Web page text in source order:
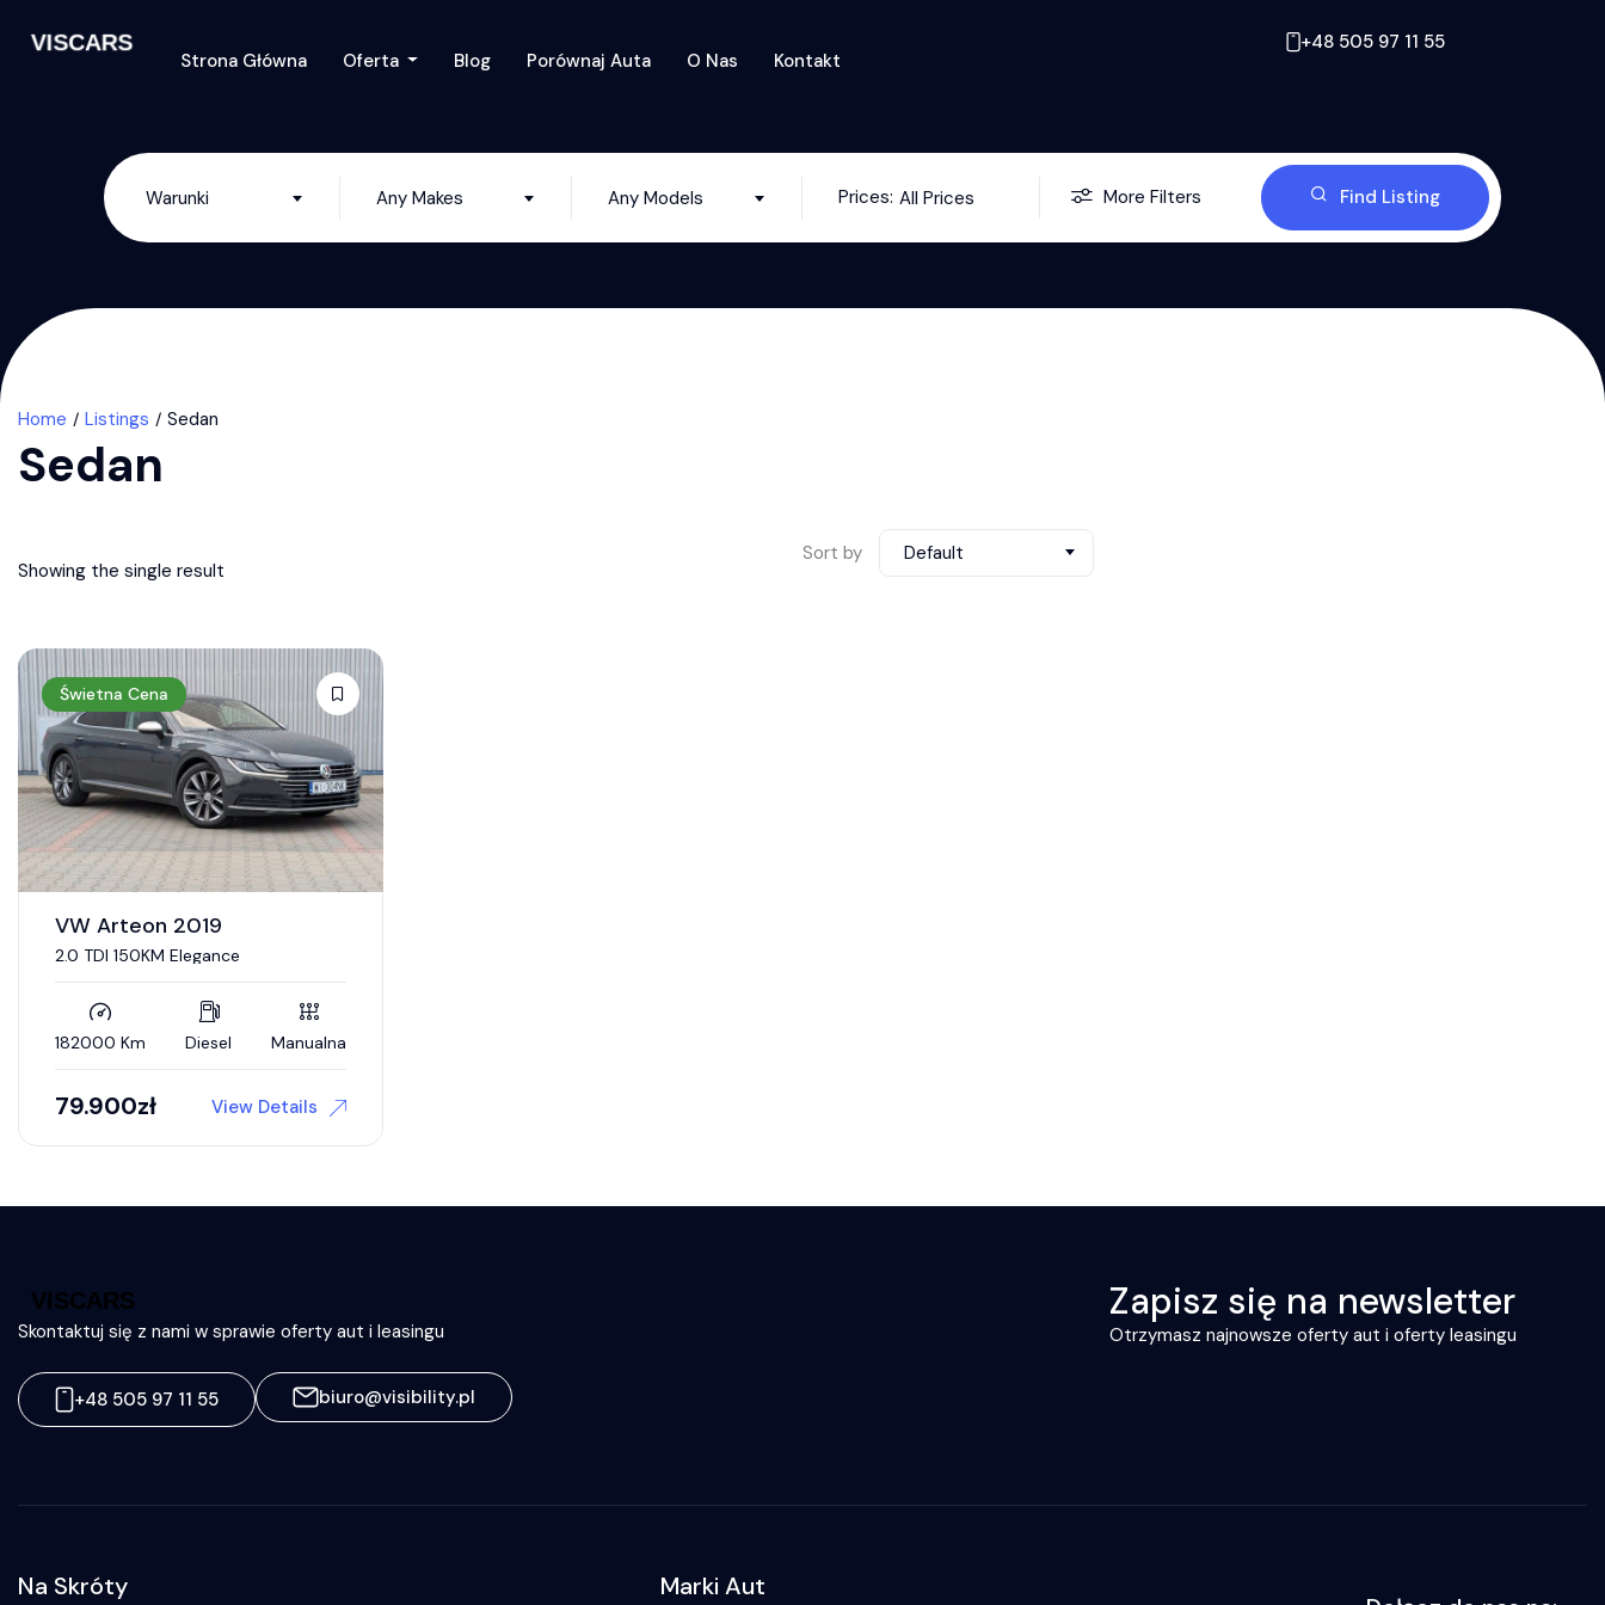
Strona Główna Oferta Blog Porównaj Auta O Nas Kontakt
+48 505 97 11 55
Warunki Any Makes Any Models Prices: All Prices More Filters Find Listing
Home Listings Sedan
Sedan
Showing the single result
Sort by Default
Świetna Cena
VW Arteon 2019
2.0 TDI 150KM Elegance
182000 Km Diesel Manualna
79.900zł View Details
Skontaktuj się z nami w sprawie oferty aut i leasingu
+48 505 97 11 55 biuro@visibility.pl
Zapisz się na newsletter
Otrzymasz najnowsze oferty aut i oferty leasingu
Na Skróty Marki Aut